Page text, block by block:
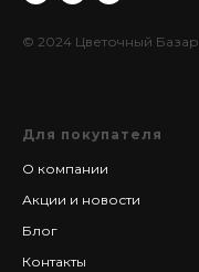
© 2024 Цветочный Базар
Для покупателя
О компании
Акции и новости
Блог
Контакты